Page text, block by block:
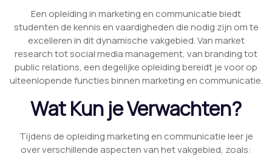
Een opleiding in marketing en communicatie biedt
studenten de kennis en vaardigheden die nodig zijn om te
excelleren in dit dynamische vakgebied. Van market
research tot social media management, van branding tot
public relations, een degelijke opleiding bereidt je voor op
uiteenlopende functies binnen marketing en communicatie.
Wat Kun je Verwachten?
Tijdens de opleiding marketing en communicatie leer je
over verschillende aspecten van het vakgebied, zoals: